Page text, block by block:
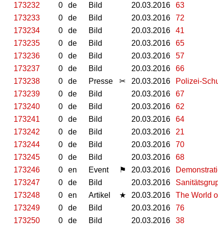
173232
0 de Bild 20.03.2016
63
173233
0 de Bild 20.03.2016
72
173234
0 de Bild 20.03.2016
41
173235
0 de Bild 20.03.2016
65
173236
0 de Bild 20.03.2016
57
173237
0 de Bild 20.03.2016
66
173238
0 de Presse ✂ 20.03.2016
Polizei-
173239
0 de Bild 20.03.2016
67
173240
0 de Bild 20.03.2016
62
173241
0 de Bild 20.03.2016
64
173242
0 de Bild 20.03.2016
21
173244
0 de Bild 20.03.2016
70
173245
0 de Bild 20.03.2016
68
173246
0 en Event ⚑ 20.03.2016
173247
0 de Bild 20.03.2016
173248
0 en Artikel ★ 20.03.2016
The World
173249
0 de Bild 20.03.2016
76
173250
0 de Bild 20.03.2016
38